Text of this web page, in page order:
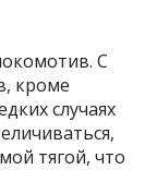
С
кроме
случаях
тягой, что